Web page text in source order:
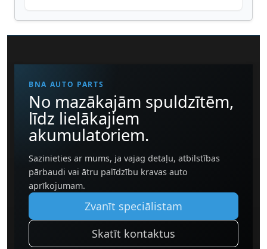
BNA AUTO PARTS
No mazākajām spuldzītēm,
līdz lielākajiem
akumulatoriem.
Sazinieties ar mums, ja vajag detaļu, atbilstības
pārbaudi vai ātru palīdzību kravas auto
aprīkojumam.
Zvanīt speciālistam
Skatīt kontaktus